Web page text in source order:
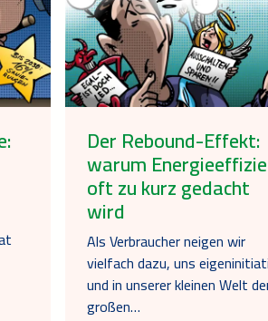
Der Rebound-Effekt:
warum
oft zu kurz gedacht
wird
Als Verbraucher neigen wir
vielfach dazu, uns
und in unserer kleinen Welt
großen…